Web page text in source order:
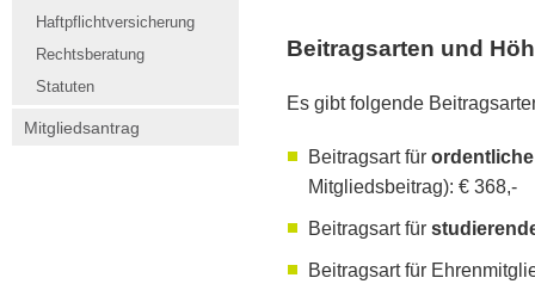
Haftpflichtversicherung
Rechtsberatung
Statuten
Mitgliedsantrag
Beitragsarten und
Es gibt folgende
Beitragsart für
Mitgliedsbeitrag): € 368,-
Beitragsart für
Beitragsart für